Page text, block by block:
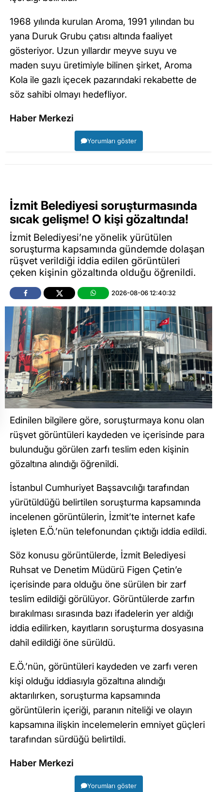
1968 yılında kurulan Aroma, 1991 yılından bu
yana Duruk Grubu çatısı altında faaliyet
gösteriyor. Uzun yıllardır meyve suyu ve
maden suyu üretimiyle bilinen şirket, Aroma
Kola ile gazlı içecek pazarındaki rekabette de
söz sahibi olmayı hedefliyor.
Haber Merkezi
Yorumları göster
İzmit Belediyesi soruşturmasında
sıcak gelişme! O kişi gözaltında!
İzmit Belediyesi’ne yönelik yürütülen
soruşturma kapsamında gündemde dolaşan
rüşvet verildiği iddia edilen görüntüleri
çeken kişinin gözaltında olduğu öğrenildi.
2026-08-06 12:40:32
Edinilen bilgilere göre, soruşturmaya konu olan
rüşvet görüntüleri kaydeden ve içerisinde para
bulunduğu görülen zarfı teslim eden kişinin
gözaltına alındığı öğrenildi.
İstanbul Cumhuriyet Başsavcılığı tarafından
yürütüldüğü belirtilen soruşturma kapsamında
incelenen görüntülerin, İzmit’te internet kafe
işleten E.Ö.’nün telefonundan çıktığı iddia edildi.
Söz konusu görüntülerde, İzmit Belediyesi
Ruhsat ve Denetim Müdürü Figen Çetin’e
içerisinde para olduğu öne sürülen bir zarf
teslim edildiği görülüyor. Görüntülerde zarfın
bırakılması sırasında bazı ifadelerin yer aldığı
iddia edilirken, kayıtların soruşturma dosyasına
dahil edildiği öne sürüldü.
E.Ö.’nün, görüntüleri kaydeden ve zarfı veren
kişi olduğu iddiasıyla gözaltına alındığı
aktarılırken, soruşturma kapsamında
görüntülerin içeriği, paranın niteliği ve olayın
kapsamına ilişkin incelemelerin emniyet güçleri
tarafından sürdüğü belirtildi.
Haber Merkezi
Yorumları göster